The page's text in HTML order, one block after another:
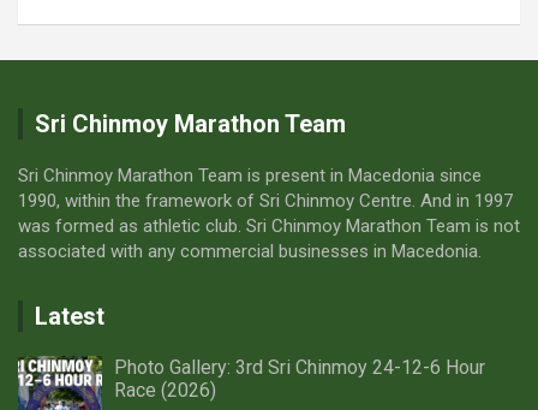
Sri Chinmoy Marathon Team
Sri Chinmoy Marathon Team is present in Macedonia since
1990, within the framework of Sri Chinmoy Centre. And in 1997
was formed as athletic club. Sri Chinmoy Marathon Team is not
associated with any commercial businesses in Macedonia.
Latest
Photo Gallery: 3rd Sri Chinmoy 24-12-6 Hour
Race (2026)